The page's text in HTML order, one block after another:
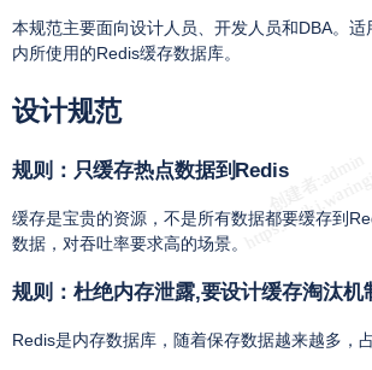
本规范主要面向设计人员、开发人员和DBA。
内所使用的Redis缓存数据库。
设计规范
规则：只缓存热点数据到Redis
缓存是宝贵的资源，不是所有数据都要缓存到
数据，对吞吐率要求高的场景。
规则：杜绝内存泄露,要设计缓存淘汰机
Redis是内存数据库，随着保存数据越来越多，